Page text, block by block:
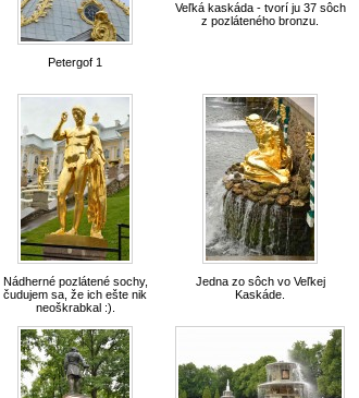
Petergof 1
Veľká kaskáda - tvorí ju 37 sôch
z pozláteného bronzu.
Nádherné pozlátené sochy,
čudujem sa, že ich ešte nik
neoškrabkal :).
Jedna zo sôch vo Veľkej
Kaskáde.